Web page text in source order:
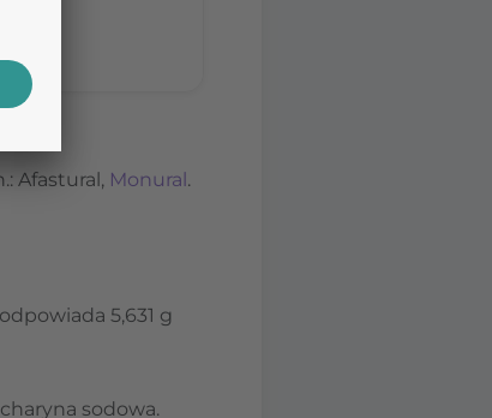
Afastural, Monural.
5,631 g
sodowa.